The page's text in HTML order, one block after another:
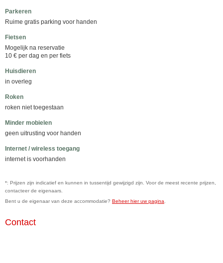
Parkeren
Ruime gratis parking voor handen
Fietsen
Mogelijk na reservatie
10 € per dag en per fiets
Huisdieren
in overleg
Roken
roken niet toegestaan
Minder mobielen
geen uitrusting voor handen
Internet / wireless toegang
internet is voorhanden
*: Prijzen zijn indicatief en kunnen in tussentijd gewijzigd zijn. Voor de meest recente prijzen,
contacteer de eigenaars.
Bent u de eigenaar van deze accommodatie? Beheer hier uw pagina
Contact